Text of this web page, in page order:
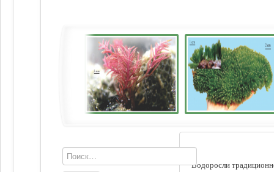
Водоросли